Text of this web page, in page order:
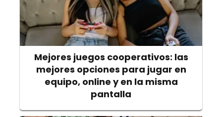
Mejores juegos cooperativos: las
mejores opciones para jugar en
equipo, online y en la misma
pantalla